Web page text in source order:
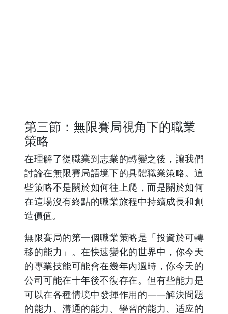
第三節：無限賽局視角下的職業
策略
在理解了從職業到志業的轉變之後，讓我們
討論在無限賽局語境下的具體職業策略。這
些策略不是關於如何往上爬，而是關於如何
在這場沒有終點的職業旅程中持續成長和創
造價值。
無限賽局的第一個職業策略是「投資於可轉
移的能力」。在快速變化的世界中，你今天
的專業技能可能會在幾年內過時，你今天的
公司可能在十年後不復存在。但有些能力是
可以在各種情境中發揮作用的——解決問題
的能力、溝通的能力、學習的能力、适应的